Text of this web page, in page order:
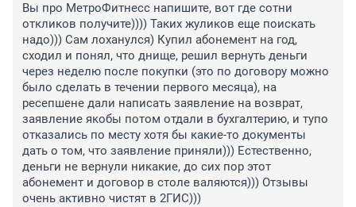
Вы про МетроФитнесс напишите, вот где сотни
откликов получите)))) Таких жуликов еще поискать
надо))) Сам лоханулся) Купил абонемент на год,
сходил и понял, что днище, решил вернуть деньги
через неделю после покупки (это по договору можно
было сделать в течении первого месяца), на
ресепшене дали написать заявление на возврат,
заявление якобы потом отдали в бухгалтерию, и тупо
отказались по месту хотя бы какие-то документы
дать о том, что заявление приняли))) Естественно,
деньги не вернули никакие, до сих пор этот
абонемент и договор в столе валяются))) Отзывы
очень активно чистят в 2ГИС)))